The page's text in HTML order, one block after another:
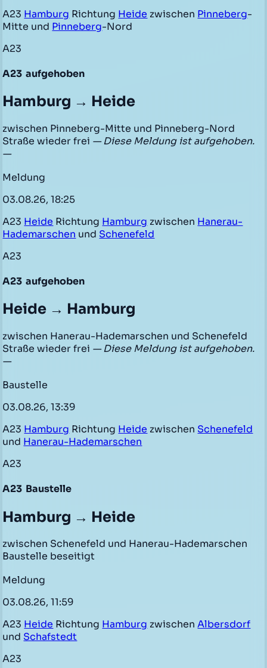
A23 Hamburg Richtung Heide zwischen Pinneberg-
Mitte und Pinneberg-Nord
A23
A23 aufgehoben
Hamburg → Heide
zwischen Pinneberg-Mitte und Pinneberg-Nord
Straße wieder frei — Diese Meldung ist aufgehoben.
—
Meldung
03.08.26, 18:25
A23 Heide Richtung Hamburg zwischen Hanerau-
Hademarschen und Schenefeld
A23
A23 aufgehoben
Heide → Hamburg
zwischen Hanerau-Hademarschen und Schenefeld
Straße wieder frei — Diese Meldung ist aufgehoben.
—
Baustelle
03.08.26, 13:39
A23 Hamburg Richtung Heide zwischen Schenefeld
und Hanerau-Hademarschen
A23
A23 Baustelle
Hamburg → Heide
zwischen Schenefeld und Hanerau-Hademarschen
Baustelle beseitigt
Meldung
03.08.26, 11:59
A23 Heide Richtung Hamburg zwischenAlbersdorf
und Schafstedt
A23